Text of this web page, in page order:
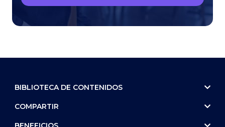
BIBLIOTECA DE CONTENIDOS
COMPARTIR